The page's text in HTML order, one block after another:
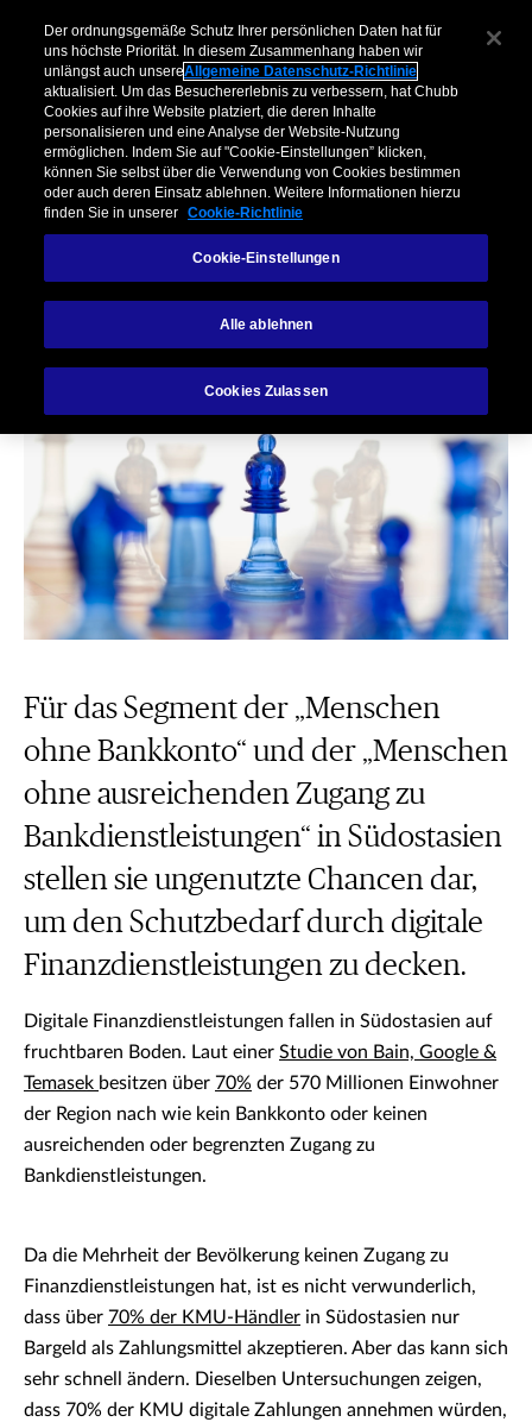
Unternehmen​
Menu
Makler Privatkunden & Partner​ Kooperationen
Digitalisierung von
Für das Segment der „Menschen
ohne Bankkonto“ und der „Menschen
ohne ausreichenden Zugang zu
Bankdienstleistungen“ in Südostasien
stellen sie ungenutzte Chancen dar,
um den Schutzbedarf durch digitale
Finanzdienstleistungen zu decken.
Digitale Finanzdienstleistungen fallen in Südostasien auf
fruchtbaren Boden. Laut einer Studie von Bain, Google &
Temasek besitzen über 70% der 570 Millionen Einwohner
der Region nach wie kein Bankkonto oder keinen
ausreichenden oder begrenzten Zugang zu
Bankdienstleistungen.
Da die Mehrheit der Bevölkerung keinen Zugang zu
Finanzdienstleistungen hat, ist es nicht verwunderlich,
dass über 70% der KMU-Händler in Südostasien nur
Bargeld als Zahlungsmittel akzeptieren. Aber das kann sich
sehr schnell ändern. Dieselben Untersuchungen zeigen,
dass 70% der KMU digitale Zahlungen annehmen würden,
Der ordnungsgemäße Schutz Ihrer persönlichen Daten hat für
uns höchste Priorität. In diesem Zusammenhang haben wir
unlängst auch unsereAllgemeine Datenschutz-Richtlinie
aktualisiert. Um das Besuchererlebnis zu verbessern, hat Chubb
Cookies auf ihre Website platziert, die deren Inhalte
personalisieren und eine Analyse der Website-Nutzung
ermöglichen. Indem Sie auf "Cookie-Einstellungen” klicken,
können Sie selbst über die Verwendung von Cookies bestimmen
oder auch deren Einsatz ablehnen. Weitere Informationen hierzu
finden Sie in unserer Cookie-Richtlinie
Cookie-Einstellungen
Alle ablehnen
Cookies Zulassen